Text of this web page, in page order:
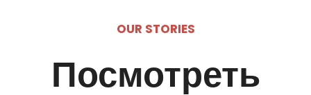
OUR STORIES
Посмотреть